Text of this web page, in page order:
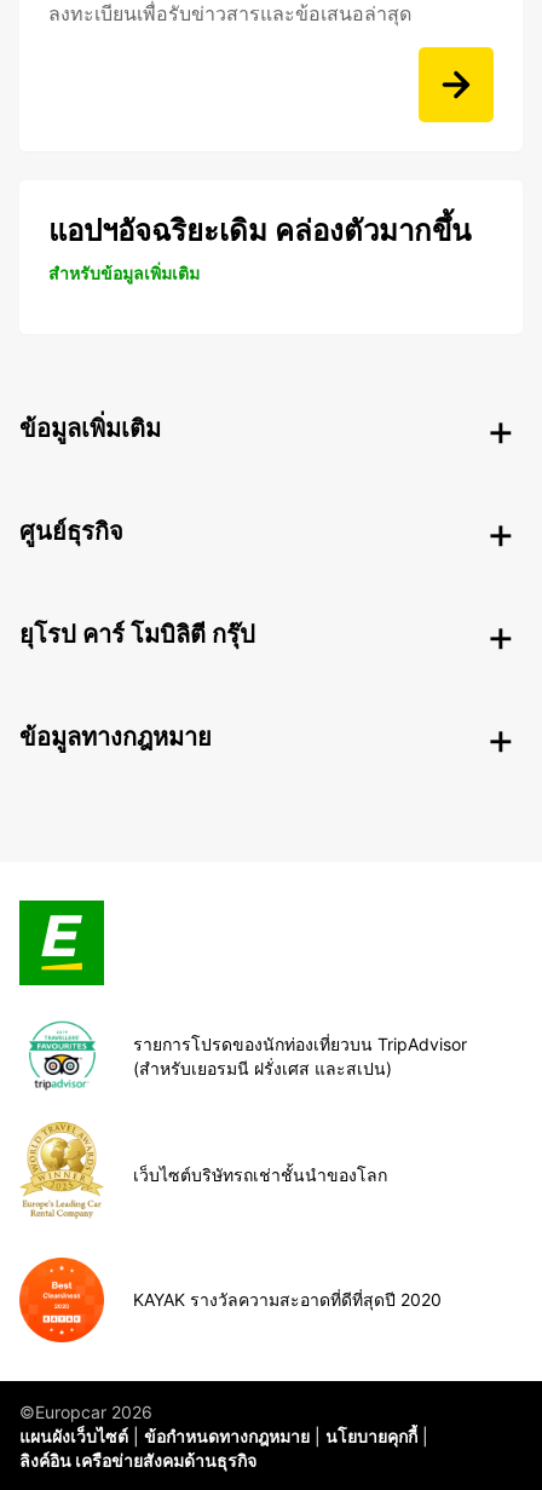
ลงทะเบียนเพื่อรับข่าวสารและข้อเสนอล่าสุด
แอปฯอัจฉริยะเดิม คล่องตัวมากขึ้น
สำหรับข้อมูลเพิ่มเติม
ข้อมูลเพิ่มเติม
ศูนย์ธุรกิจ
ยุโรป คาร์ โมบิลิตี กรุ๊ป
ข้อมูลทางกฎหมาย
รายการโปรดของนักท่องเที่ยวบน TripAdvisor
(สำหรับเยอรมนี ฝรั่งเศส และสเปน)
เว็บไซต์บริษัทรถเช่าชั้นนำของโลก
KAYAK รางวัลความสะอาดที่ดีที่สุดปี 2020
©Europcar 2026
แผนผังเว็บไซต์
ข้อกำหนดทางกฎหมาย
นโยบายคุกกี้
ลิงค์อิน เครือข่ายสังคมด้านธุรกิจ